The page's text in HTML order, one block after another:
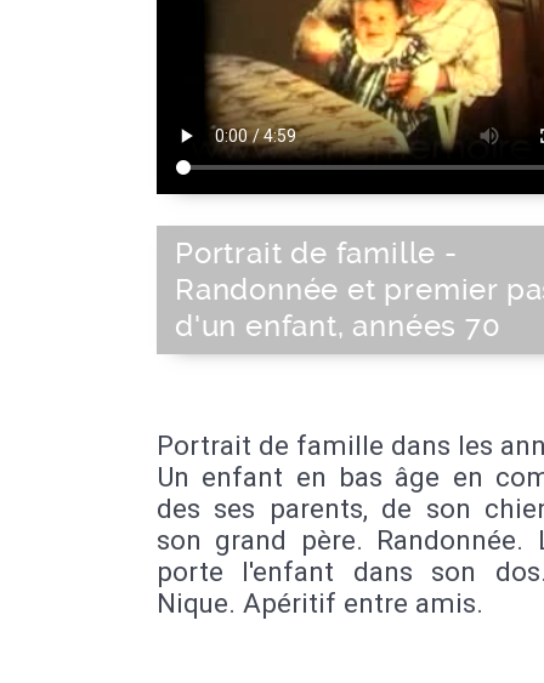
Portrait de famille -
Randonnée et premier
d'un enfant, années 70
Portrait de famille dans les
Un enfant en bas âge en
des ses parents, de son
son grand père. Randonnée.
porte l'enfant dans son
Nique. Apéritif entre amis.